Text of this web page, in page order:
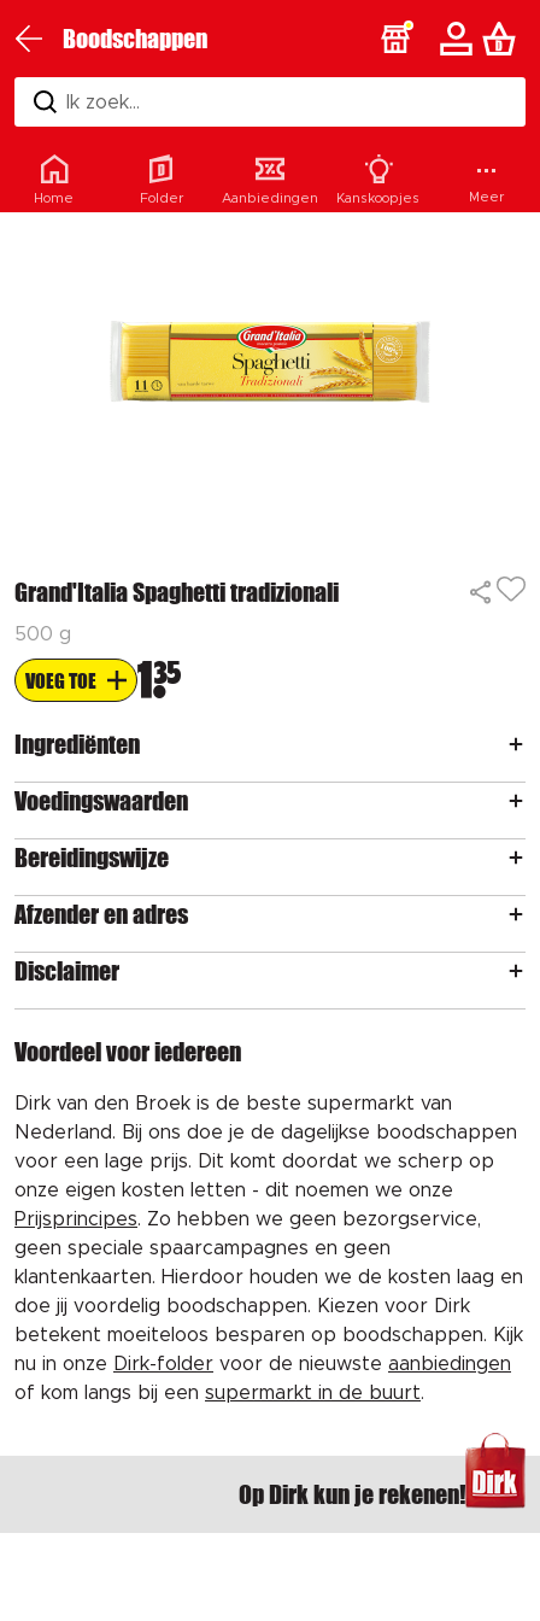
Boodschappen
Ik zoek...
Grand'Italia Spaghetti tradizionali
500 g
VOEG TOE 1 35
Ingrediënten
Voedingswaarden
Bereidingswijze
Afzender en adres
Disclaimer
Voordeel voor iedereen
Dirk van den Broek is de beste supermarkt van
Nederland. Bij ons doe je de dagelijkse boodschappen
voor een lage prijs. Dit komt doordat we scherp op
onze eigen kosten letten - dit noemen we onze
Prijsprincipes. Zo hebben we geen bezorgservice,
geen speciale spaarcampagnes en geen
klantenkaarten. Hierdoor houden we de kosten laag en
doe jij voordelig boodschappen. Kiezen voor Dirk
betekent moeiteloos besparen op boodschappen. Kijk
nu in onze Dirk-folder voor de nieuwste aanbiedingen
of kom langs bij een supermarkt in de buurt.
Op Dirk kun je rekenen!
Home Folder Aanbiedingen Kanskoopjes Meer